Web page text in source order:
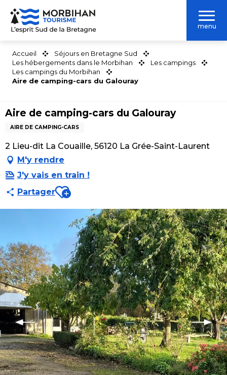
Aller
contenu
menu
Accueil
Séjours en Bretagne Sud
Les hébergements dans le Morbihan
Les campings
Les campings du Morbihan
Aire de camping-cars du Galouray
Aire de camping-cars du Galouray
AIRE DE CAMPING-CARS
2 Lieu-dit La Couaille, 56120 La Grée-Saint-Laurent
M'y rendre
J'y vais en train !
PartagerAjouter aux favoris